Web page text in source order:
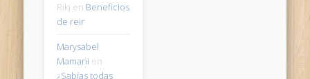
Riki en Beneficios
de reir
Marysabel
Mamani en
¿Sabías todas